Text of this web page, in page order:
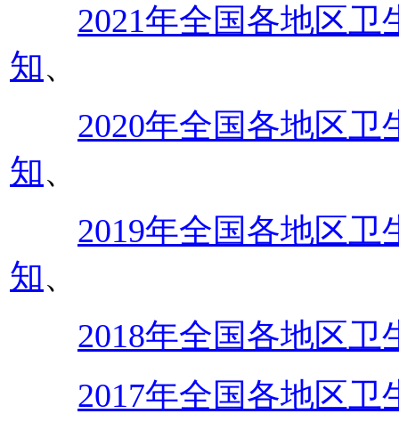
2021年全国各地区
知、
2020年全国各地区
知、
2019年全国各地区
知、
2018年全国各地区
2017年全国各地区